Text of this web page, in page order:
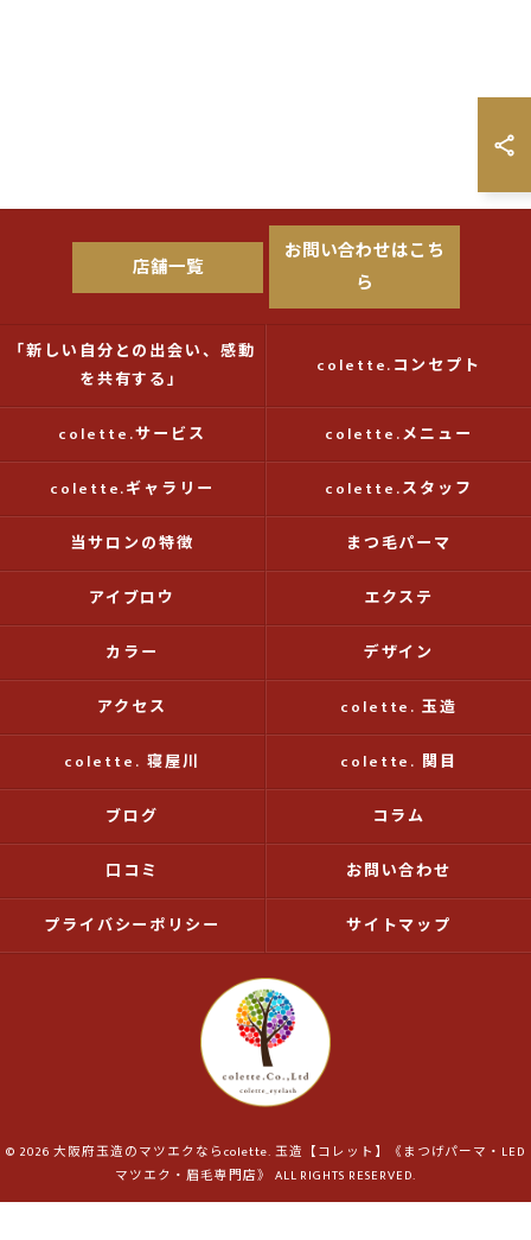
店舗一覧
お問い合わせはこち
ら
「新しい自分との出会い、感動
を共有する」
colette.コンセプト
colette.サービス colette.メニュー
colette.ギャラリー colette.スタッフ
当サロンの特徴 まつ毛パーマ
アイブロウ エクステ
カラー デザイン
アクセス colette. 玉造
colette. 寝屋川 colette. 関目
ブログ コラム
口コミ お問い合わせ
プライバシーポリシー サイトマップ
© 2026 大阪府玉造のマツエクならcolette. 玉造【コレット】《まつげパーマ・LED
マツエク・眉毛専門店》 ALL RIGHTS RESERVED.